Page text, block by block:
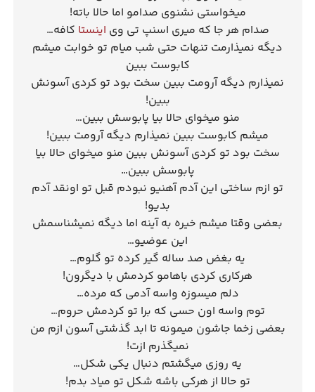
میخواستی نشنوی صدامو اما حالا باته!
صدام هر جا که میری اسنپ تی وی اینستا کافه…
دیگه نمیذارمت تنهات حتی شب میام تو خوابت میشم
کابوست ببین
نمیذارم دیگه آرومت ببین سخت بود تو کردی آسونش
ببین!
منو میخوای حالا بیا پابوسش ببین…
میشم کابوست ببین نمیذارم دیگه آرومت ببین!
سخت بود تو کردی آسونش ببین منو میخوای حالا بیا
پابوسش ببین…
تو ازم ساختی این آدم آهنیو نبودم قبل تو اونقد آدم
بدیو!
بعضی وقتا میشم خیره به آینه اما دیگه نمیشناسمش
این عوضیو…
یه بغض صد ساله گیر کرده تو گلوم…
هرکاری کردی باهامو کردمش با دیگرون!
دلم میسوزه واسه آدمی که مرده…
توم واسه اون حسی که برا تو کردمش حروم…
بعضی زخما جاشون میمونه تا ابد گذشتی آسون ازم من
نمیگذرم ازت!
یه روزی میگشتم دنبال یکی شکل…
تو حالا از هرکی باشه شکل تو میاد بدم!